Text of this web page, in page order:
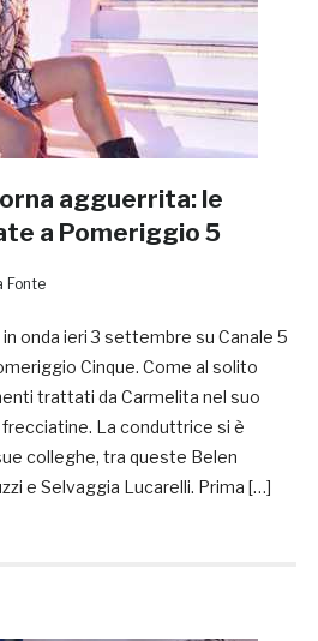
agguerrita: le
a Pomeriggio 5
Fonte
onda ieri 3 settembre su Canale 5
Cinque. Come al solito
trattati da Carmelita nel suo
La conduttrice si è
colleghe, tra queste Belen
e Selvaggia Lucarelli. Prima […]